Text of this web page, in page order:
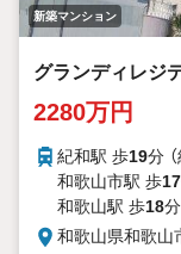
新築マンション
グランディレジ
2280万円
紀和駅 歩19分
和歌山市駅 歩17
和歌山駅 歩18
和歌山県和歌山